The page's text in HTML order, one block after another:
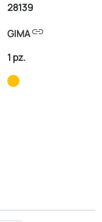
28139
GIMAlink
1 pz.